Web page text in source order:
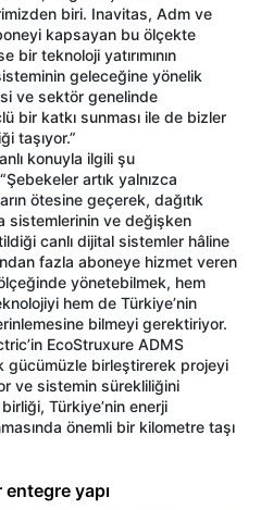
biri. Inavitas, Adm ve
kapsayan bu ölçekte
teknoloji yatırımının
geleceğine yönelik
ve sektör genelinde
bir katkı sunması ile de bizler
taşıyor.”
konuyla ilgili şu
artık yalnızca
ötesine geçerek, dağıtık
sistemlerinin ve değişken
canlı dijital sistemler hâline
fazla aboneye hizmet veren
yönetebilmek, hem
hem de Türkiye’nin
bilmeyi gerektiriyor.
EcoStruxure ADMS
gücümüzle birleştirerek projeyi
ve sistemin sürekliliğini
Türkiye’nin enerji
önemli bir kilometre taşı
yapı